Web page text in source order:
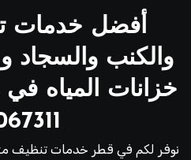
أفضل خدمات
والكنب والسجاد
خزانات المياه
نوفر لكم في قطر خدمات تنظيف